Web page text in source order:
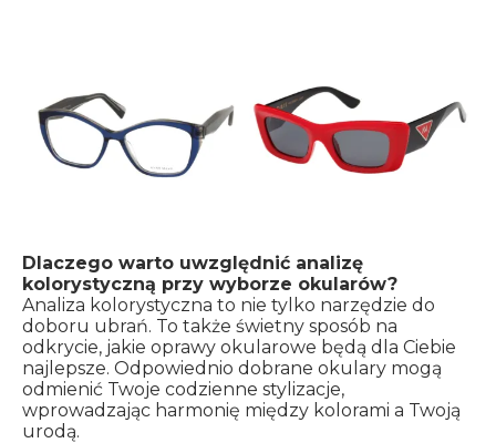
Dlaczego warto uwzględnić analizę
kolorystyczną przy wyborze okularów?
Analiza kolorystyczna to nie tylko narzędzie do
doboru ubrań. To także świetny sposób na
odkrycie, jakie oprawy okularowe będą dla Ciebie
najlepsze. Odpowiednio dobrane okulary mogą
odmienić Twoje codzienne stylizacje,
wprowadzając harmonię między kolorami a Twoją
urodą.